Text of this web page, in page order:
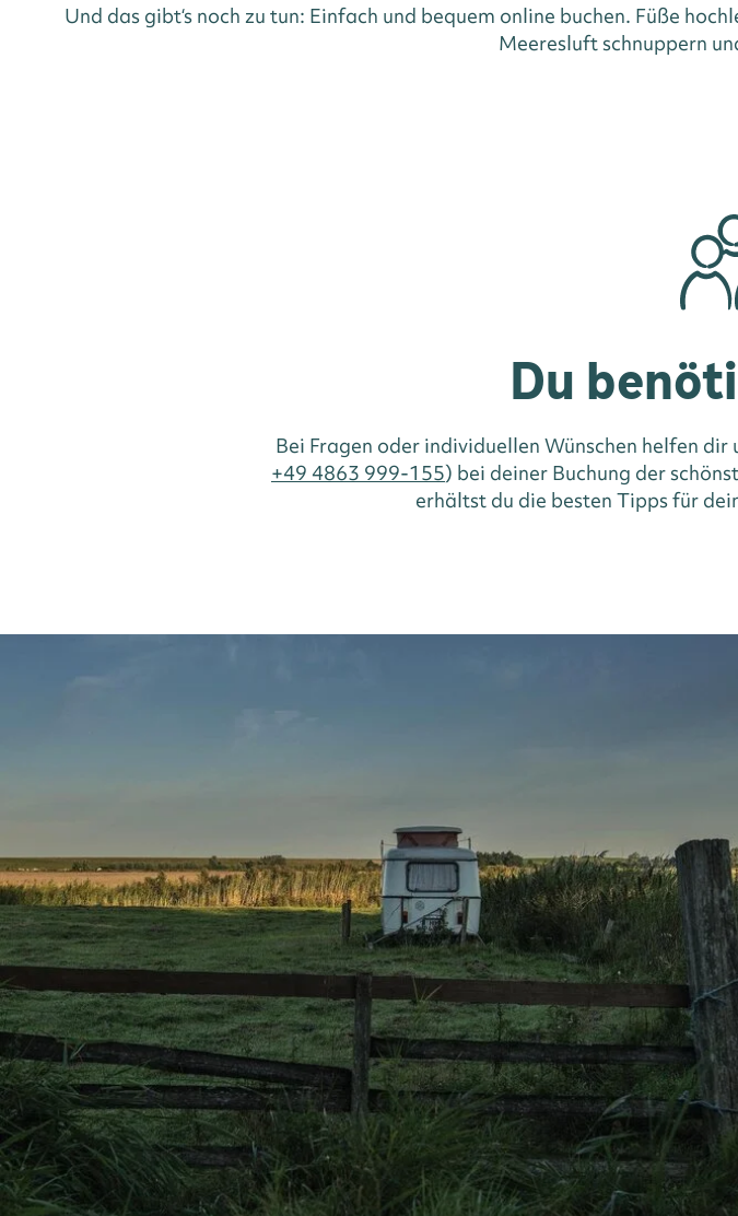
Und das gibt‘s noch zu tun: Einfach und bequem online buchen. Füße
Meeresluft schnuppern
Du
Bei Fragen oder individuellen Wünschen helfen
+49 4863 999-155) bei deiner Buchung der
erhältst du die besten Tipps für